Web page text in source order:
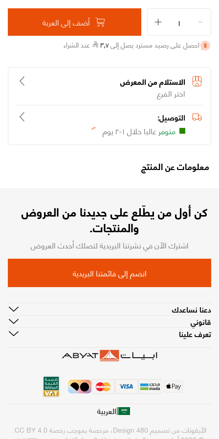
أضف إلى العربة
احصل على رصيد مسترد يصل إلى ٣٫٧ عند الشراء
الاستلام من المعرض
اختر الفرع
التوصيل:
متوفر غالبا خلال ١-٢ يوم Loading...
معلومات عن المنتج
كن أول من يطّلع على جديدنا من العروض
والمنتجات.
اشترك الآن في نشرتنا البريدية لتصلك أحدث العروض
انضم إلى قائمتنا البريدية
دعنا نساعدك
قانوني
تعرف علينا
|العربية
الأيقونات من تصميم ، مرخصة بموجب رخصة .